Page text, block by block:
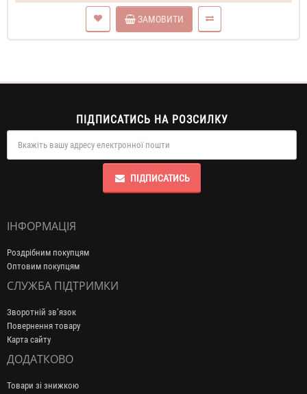
ЗАМОВИТИ
ПІДПИСАТИСЬ НА РОЗСИЛКУ
ПІДПИСАТИСЬ
ІНФОРМАЦІЯ
Роздрібним покупцям
Оптовим покупцям
СЛУЖБА ПІДТРИМКИ
Зворотній зв’язок
Повернення товару
Карта сайту
ДОДАТКОВО
Товари зі знижкою